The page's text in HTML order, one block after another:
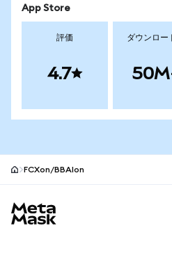
App Store
評価
4.7
ダウンロー
FCXon/BBAIon